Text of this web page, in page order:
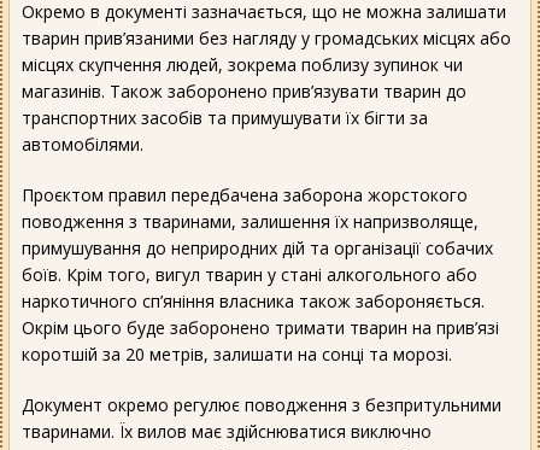
Окремо в документі зазначається, що не можна залишати
тварин прив’язаними без нагляду у громадських місцях або
місцях скупчення людей, зокрема поблизу зупинок чи
магазинів. Також заборонено прив’язувати тварин до
транспортних засобів та примушувати їх бігти за
автомобілями.
Проєктом правил передбачена заборона жорстокого
поводження з тваринами, залишення їх напризволяще,
примушування до неприродних дій та організації собачих
боїв. Крім того, вигул тварин у стані алкогольного або
наркотичного сп’яніння власника також забороняється.
Окрім цього буде заборонено тримати тварин на прив’язі
коротшій за 20 метрів, залишати на сонці та морозі.
Документ окремо регулює поводження з безпритульними
тваринами. Їх вилов має здійснюватися виключно